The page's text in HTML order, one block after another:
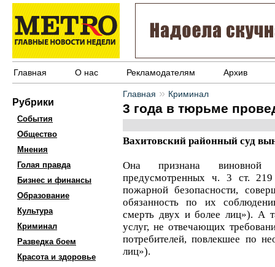
Главная О нас Рекламодателям Архив
Рубрики
События
Общество
Мнения
Голая правда
Бизнес и финансы
Образование
Культура
Криминал
Разведка боем
Красота и здоровье
Главная » Криминал
3 года в тюрьме
Вахитовский районный суд
Она признана виновной
предусмотренных ч. 3 ст.
пожарной безопасности,
обязанность по их
смерть двух и более лиц»). А
услуг, не отвечающих
потребителей, повлекшее по
лиц»).